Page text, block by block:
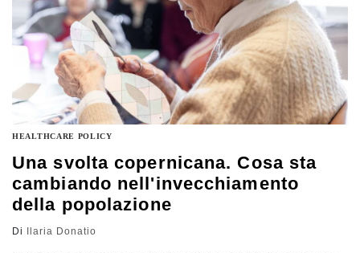
HEALTHCARE POLICY
Una svolta copernicana. Cosa sta
cambiando nell'invecchiamento
della popolazione
Di Ilaria Donatio